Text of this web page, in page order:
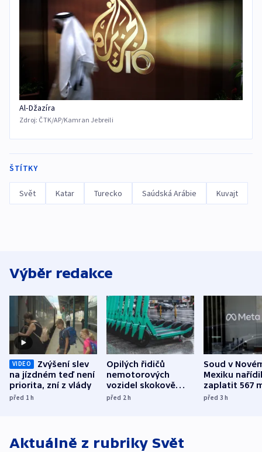
Al-Džazíra
Zdroj: ČTK/AP/Kamran Jebreili
ŠTÍTKY
Svět Katar Turecko Saúdská Arábie Kuvajt
Výběr redakce
VIDEO
Zvýšení slev
na jízdném teď není
priorita, zní z vlády
před 1h
Opilých řidičů
nemotorových
vozidel skokově
přibylo, nejvíc ve
před 2h
Soud v
Mexiku
zaplatit 567
dolarů kvůli
před 3h
Aktuálně z rubriky Svět